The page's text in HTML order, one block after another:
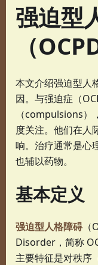
强迫型
（
本文介绍强迫型人
因。与强迫症（
（compulsions）
度关注。他们在人
响。治疗通常是心
也辅以药物。
基本定义
强迫型人格障碍（
Disorder，简称
主要特征是对秩序